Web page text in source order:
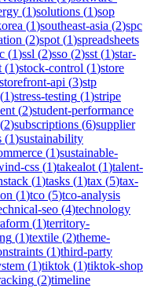
(1)solutions (1)sop
(1)southeast-asia (2)spc
(2)spot (1)spreadsheets
(1)ssl (2)sso (2)sst (1)star-
(1)stock-control (1)store
storefront-api (3)stp
(1)stress-testing (1)stripe
(2)student-performance
(2)subscriptions (6)supplier
(1)sustainability
(1)sustainable-
css (1)takealot (1)talent-
(1)tasks (1)tax (5)tax-
(1)tco (5)tco-analysis
seo (4)technology
(1)territory-
(1)textile (2)theme-
(1)third-party
(1)tiktok (1)tiktok-shop
(2)timeline